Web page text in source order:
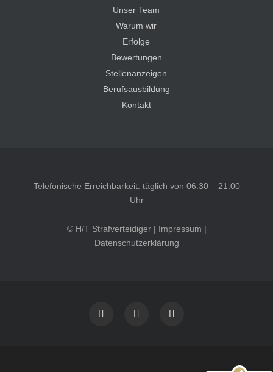
Unser Team
Warum wir
Erfolge
Bewertungen
Stellenanzeigen
Berufsausbildung
Kontakt
Telefonische Erreichbarkeit: täglich von 06:30 – 21:00
Uhr
© H/T Strafverteidiger | Impressum |
Datenschutzerklärung